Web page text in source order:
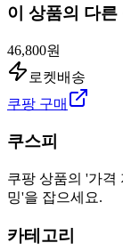
이 상품의 다른
46,800원
로켓배송
쿠팡 구매
쿠스피
쿠팡 상품의 '가격
밍'을 잡으세요.
카테고리